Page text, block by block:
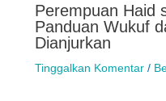
Perempuan Haid
Panduan Wukuf
Dianjurkan
Tinggalkan Komentar /